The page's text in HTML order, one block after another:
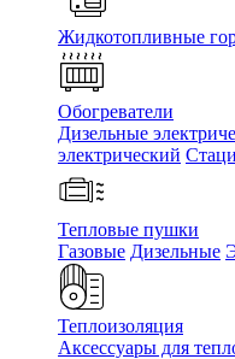
Жидкотопливные
Обогреватели
Дизельные
электрический
Тепловые пушки
Газовые Дизельные
Теплоизоляция
Аксессуары для